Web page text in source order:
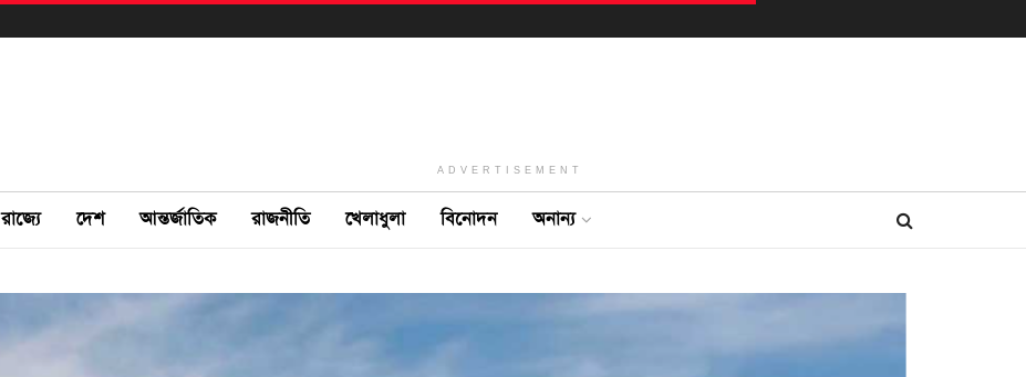
ADVERTISEMENT
রাজ্যে দেশ আন্তর্জাতিক রাজনীতি খেলাধুলা বিনোদন অনান্য